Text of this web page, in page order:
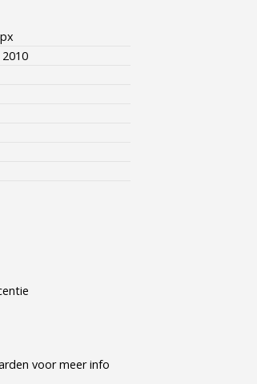
voor meer info